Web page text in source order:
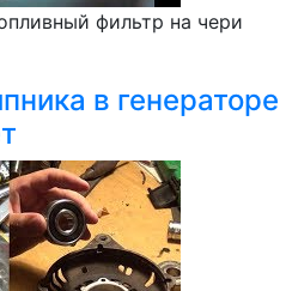
фильтр на чери
в генераторе